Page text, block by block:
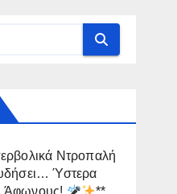
Ντροπαλή
Ύστερα
Άφωνους!
**